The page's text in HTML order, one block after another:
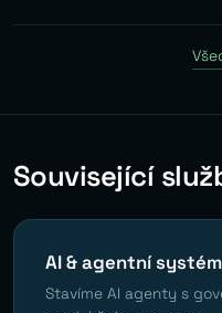
Související
AI & agentní
Stavíme AI agenty s